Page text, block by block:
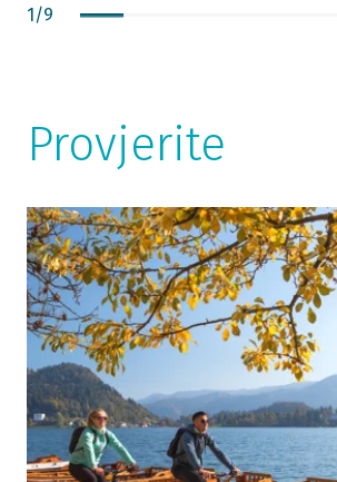
1/9
Provjerite